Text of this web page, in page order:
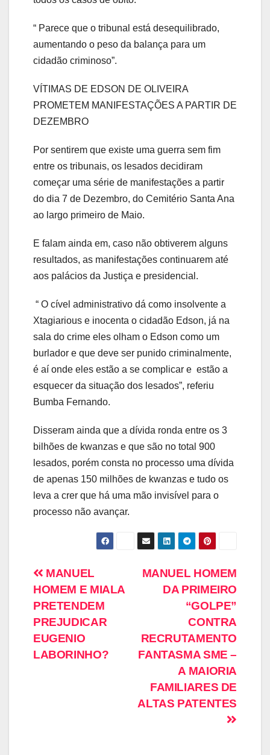
“ Parece que o tribunal está desequilibrado,
aumentando o peso da balança para um
cidadão criminoso”.
VÍTIMAS DE EDSON DE OLIVEIRA
PROMETEM MANIFESTAÇÕES A PARTIR DE
DEZEMBRO
Por sentirem que existe uma guerra sem fim
entre os tribunais, os lesados decidiram
começar uma série de manifestações a partir
do dia 7 de Dezembro, do Cemitério Santa Ana
ao largo primeiro de Maio.
E falam ainda em, caso não obtiverem alguns
resultados, as manifestações continuarem até
aos palácios da Justiça e presidencial.
“ O cível administrativo dá como insolvente a
Xtagiarious e inocenta o cidadão Edson, já na
sala do crime eles olham o Edson como um
burlador e que deve ser punido criminalmente,
é aí onde eles estão a se complicar e estão a
esquecer da situação dos lesados”, referiu
Bumba Fernando.
Disseram ainda que a dívida ronda entre os 3
bilhões de kwanzas e que são no total 900
lesados, porém consta no processo uma dívida
de apenas 150 milhões de kwanzas e tudo os
leva a crer que há uma mão invisível para o
processo não avançar.
MANUEL HOMEM
DA PRIMEIRO
“GOLPE”
CONTRA
RECRUTAMENTO
FANTASMA SME –
A MAIORIA
FAMILIARES DE
ALTAS PATENTES
MANUEL
HOMEM E MIALA
PRETENDEM
PREJUDICAR
EUGENIO
LABORINHO?